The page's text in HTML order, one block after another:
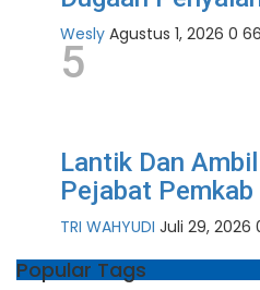
Wesly Agustus 1, 2026 0 66
5
Lantik Dan
Pejabat Pemkab
TRI WAHYUDI Juli 29, 2026
Popular Tags